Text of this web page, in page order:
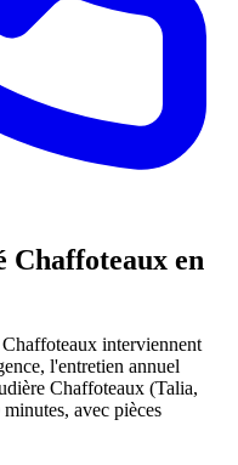
Chaffoteaux en
interviennent
l'entretien annuel
Chaffoteaux (Talia,
avec pièces